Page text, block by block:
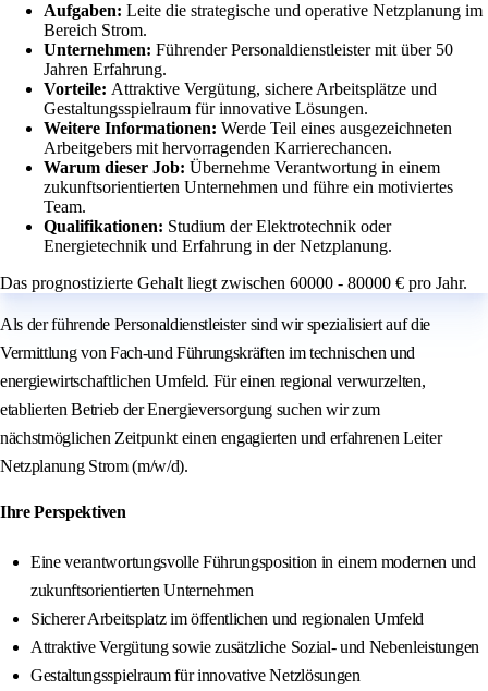
Aufgaben: Leite die strategische und operative Netzplanung im
Bereich Strom.
Unternehmen: Führender Personaldienstleister mit über 50
Jahren Erfahrung.
Vorteile: Attraktive Vergütung, sichere Arbeitsplätze und
Gestaltungsspielraum für innovative Lösungen.
Weitere Informationen: Werde Teil eines ausgezeichneten
Arbeitgebers mit hervorragenden Karrierechancen.
Warum dieser Job: Übernehme Verantwortung in einem
zukunftsorientierten Unternehmen und führe ein motiviertes
Team.
Qualifikationen: Studium der Elektrotechnik oder
Energietechnik und Erfahrung in der Netzplanung.
Das prognostizierte Gehalt liegt zwischen 60000 - 80000 € pro Jahr.
Als der führende Personaldienstleister sind wir spezialisiert auf die
Vermittlung von Fach-und Führungskräften im technischen und
energiewirtschaftlichen Umfeld. Für einen regional verwurzelten,
etablierten Betrieb der Energieversorgung suchen wir zum
nächstmöglichen Zeitpunkt einen engagierten und erfahrenen Leiter
Netzplanung Strom (m/w/d).
Ihre Perspektiven
Eine verantwortungsvolle Führungsposition in einem modernen und
zukunftsorientierten Unternehmen
Sicherer Arbeitsplatz im öffentlichen und regionalen Umfeld
Attraktive Vergütung sowie zusätzliche Sozial- und Nebenleistungen
Gestaltungsspielraum für innovative Netzlösungen